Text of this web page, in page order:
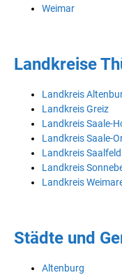
Weimar
Landkreise
Landkreis
Landkreis Greiz
Landkreis Saale-
Landkreis Saale-
Landkreis
Landkreis
Landkreis
Städte und
Altenburg